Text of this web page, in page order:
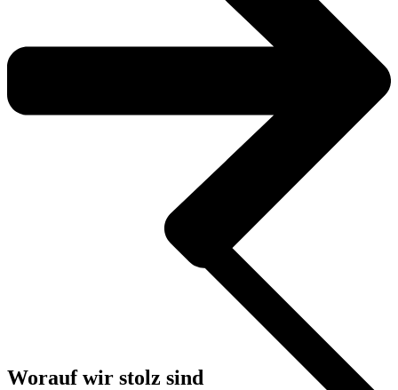
Worauf wir stolz sind